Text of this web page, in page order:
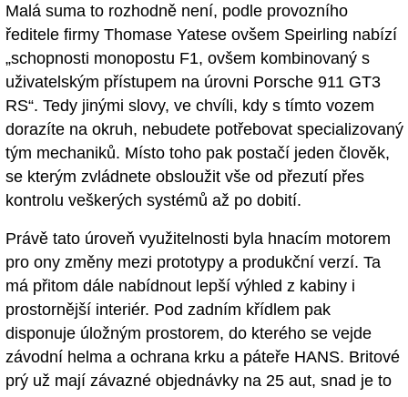
Malá suma to rozhodně není, podle provozního
ředitele firmy Thomase Yatese ovšem Speirling nabízí
„schopnosti monopostu F1, ovšem kombinovaný s
uživatelským přístupem na úrovni Porsche 911 GT3
RS“. Tedy jinými slovy, ve chvíli, kdy s tímto vozem
dorazíte na okruh, nebudete potřebovat specializovaný
tým mechaniků. Místo toho pak postačí jeden člověk,
se kterým zvládnete obsloužit vše od přezutí přes
kontrolu veškerých systémů až po dobití.
Právě tato úroveň využitelnosti byla hnacím motorem
pro ony změny mezi prototypy a produkční verzí. Ta
má přitom dále nabídnout lepší výhled z kabiny i
prostornější interiér. Pod zadním křídlem pak
disponuje úložným prostorem, do kterého se vejde
závodní helma a ochrana krku a páteře HANS. Britové
prý už mají závazné objednávky na 25 aut, snad je to